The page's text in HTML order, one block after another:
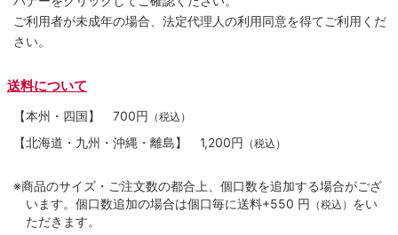
ご利用者が未成年の場合、法定代理人の利用同意を得てご利用くだ
さい。
送料について
【本州・四国】 700円 （税込）
【北海道・九州・沖縄・離島】 1,200円 （税込）
※商品のサイズ・ご注文数の都合上、個口数を追加する場合がござ
います。個口数追加の場合は個口毎に送料+550 円 （税込） をい
ただきます。